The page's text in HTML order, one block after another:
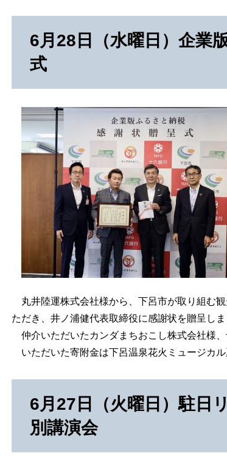
6月28日（水曜日）企業
式
丸井陸運株式会社様から、下呂市が取り組む
ただき、井ノ浦健代表取締役に感謝状を贈呈しま
仲介いただいたカンダまちおこし株式会社様、
いただいた寄附金は下呂温泉花火ミュージカル
6月27日（火曜日）駐日
別講演会